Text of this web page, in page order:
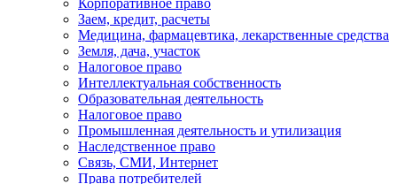
Корпоративное право
Заем, кредит, расчеты
Медицина, фармацевтика, лекарственные средства
Земля, дача, участок
Налоговое право
Интеллектуальная собственность
Образовательная деятельность
Налоговое право
Промышленная деятельность и утилизация
Наследственное право
Связь, СМИ, Интернет
Права потребителей